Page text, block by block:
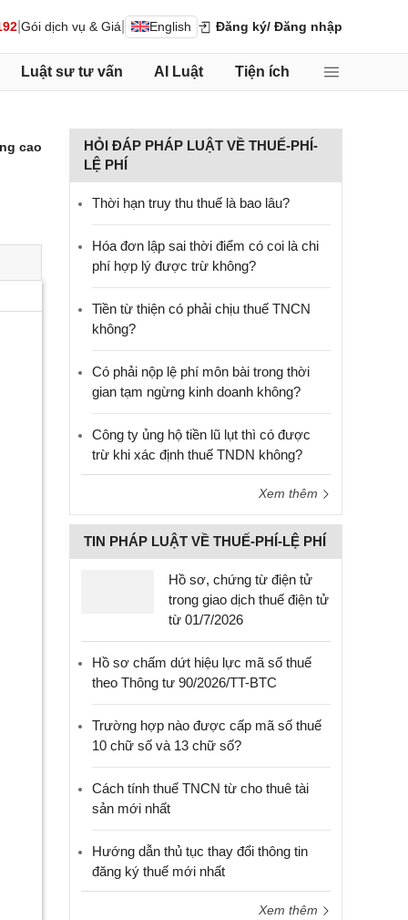
Gói dịch vụ & Giá English Đăng ký/ Đăng nhập
Luật sư tư vấn AI Luật Tiện ích
cao
HỎI ĐÁP PHÁP LUẬT VỀ THUẾ-PHÍ-
LỆ PHÍ
Thời hạn truy thu thuế là bao lâu?
Hóa đơn lập sai thời điểm có coi là chi
phí hợp lý được trừ không?
Tiền từ thiện có phải chịu thuế TNCN
không?
Có phải nộp lệ phí môn bài trong thời
gian tạm ngừng kinh doanh không?
Công ty ủng hộ tiền lũ lụt thì có được
trừ khi xác định thuế TNDN không?
Xem thêm
TIN PHÁP LUẬT VỀ THUẾ-PHÍ-LỆ PHÍ
Hồ sơ, chứng từ điện tử
trong giao dịch thuế điện tử
từ 01/7/2026
Hồ sơ chấm dứt hiệu lực mã số thuế
theo Thông tư 90/2026/TT-BTC
Trường hợp nào được cấp mã số thuế
10 chữ số và 13 chữ số?
Cách tính thuế TNCN từ cho thuê tài
sản mới nhất
Hướng dẫn thủ tục thay đổi thông tin
đăng ký thuế mới nhất
Xem thêm